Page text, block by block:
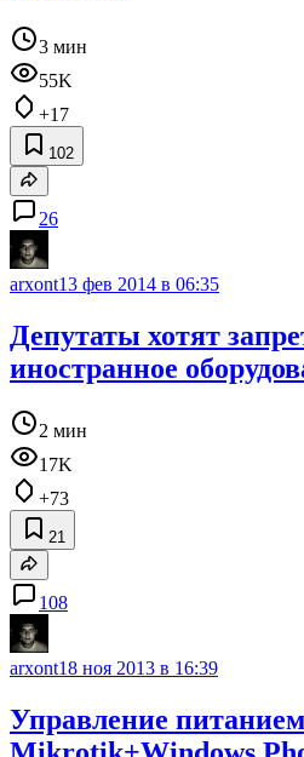
3 мин
55K
+17
102
26
arxont13 фев 2014 в 06:35
Депутаты хотят
иностранное
2 мин
17K
+73
21
108
arxont18 ноя 2013 в 16:39
Управление